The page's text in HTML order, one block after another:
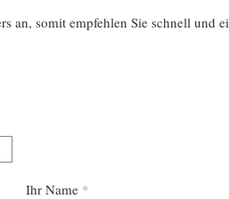
an, somit empfehlen Sie schnell und
Ihr Name *